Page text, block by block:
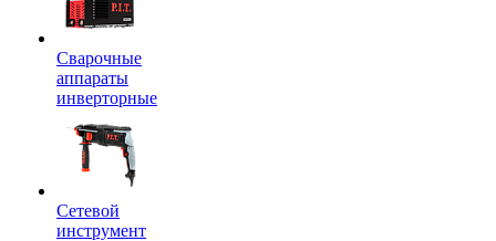
Сварочные
аппараты
инверторные
Сетевой
инструмент